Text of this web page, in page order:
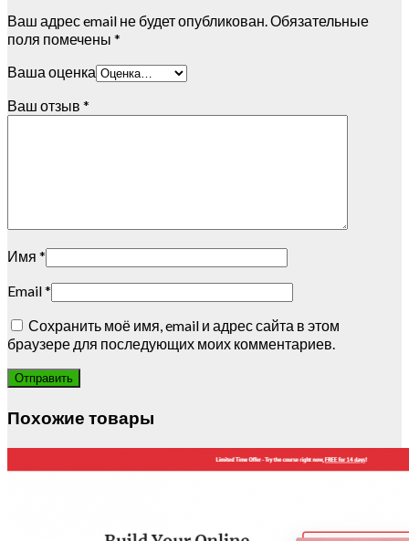
Ваш адрес email не будет опубликован.Обязательные
поля помечены *
Ваша оценка
Ваш отзыв *
Имя *
Email*
Сохранить моё имя, email и адрес сайта в этом
браузере для последующих моих комментариев.
Похожие товары